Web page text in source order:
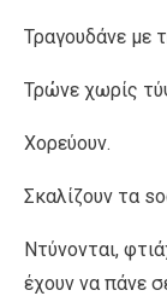
Τραγουδάνε με
Τρώνε χωρίς
Χορεύουν.
Σκαλίζουν τα
Ντύνονται,
έχουν να πάνε